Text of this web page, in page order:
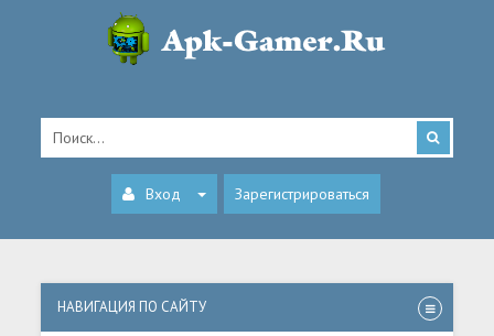
Вход Зарегистрироваться
НАВИГАЦИЯ ПО САЙТУ